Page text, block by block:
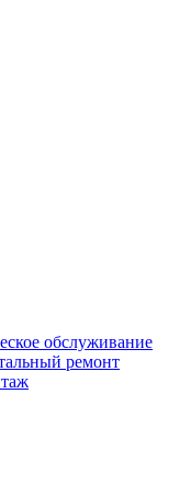
обслуживание
ремонт